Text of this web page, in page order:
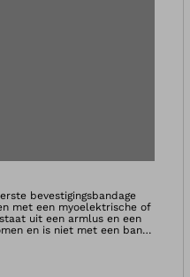
bevestigingsbandage
met een myoelektrische of
uit een armlus en een
en is niet met een band